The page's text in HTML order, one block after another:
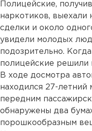
Полицейские,
наркотиков, выехали
сделки и около
увидели молодых
подозрительно.
полицейские решили
В ходе досмотра
находился 27-летний
передним
обнаружены два
порошкообразным